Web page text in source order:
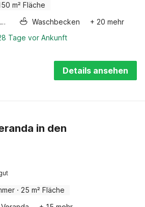
m² Fläche
Kombi-mikrowelle Waschbecken
+ 20 mehr
Tage vor Ankunft
Details ansehen
in den
· 25 m² Fläche